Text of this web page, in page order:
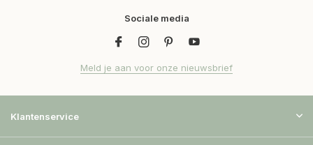
Sociale media
Meld je aan voor onze nieuwsbrief
Klantenservice